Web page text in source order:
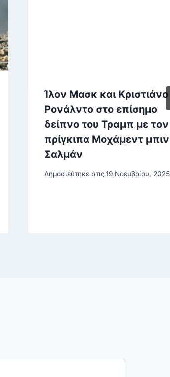
Ίλον Μασκ και Κριστιάνο
Ρονάλντο στο επίσημο
δείπνο του Τραμπ με τον
πρίγκιπα Μοχάμεντ μπιν
Σαλμάν
Δημοσιεύτηκε στις 19 Νοεμβρίου, 2025